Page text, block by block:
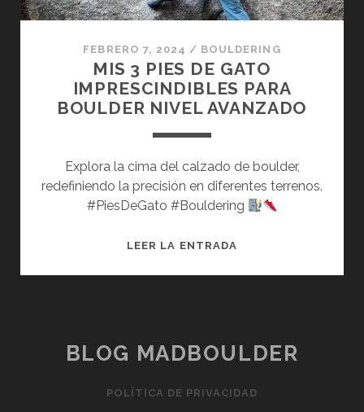
FEBRERO 7, 2024 / BOULDERING
MIS 3 PIES DE GATO
IMPRESCINDIBLES PARA
BOULDER NIVEL AVANZADO
Explora la cima del calzado de boulder,
redefiniendo la precisión en diferentes terrenos.
#PiesDeGato #Bouldering
LEER LA ENTRADA
PARA
NIVEL
BLOG MADBOULDER
POLÍTICA DE PRIVACIDAD